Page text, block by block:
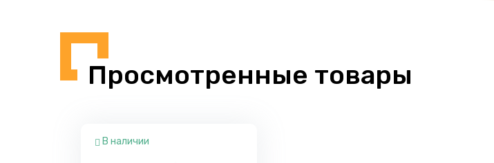
Просмотренные товары
В наличии